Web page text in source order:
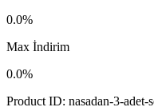
0.0%
Max İndirim
0.0%
Product ID: nasadan-3-